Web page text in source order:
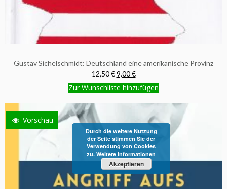
Gustav Sichelschmidt: Deutschland eine amerikanische Provinz
12,50 € 9,00 €
Zur Wunschliste hinzufügen
Vorschau
Durch die weitere Nutzung
der Seite stimmen Sie der
Verwendung von Cookies
zu. Weitere Informationen
Akzeptieren